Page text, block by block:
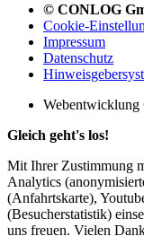
© CONLOG
Cookie-
Impressum
Datenschutz
Gleich geht's los!
Mit Ihrer Zustimmung
Analytics
(Anfahrtskarte),
(Besucherstatistik)
uns freuen. Vielen